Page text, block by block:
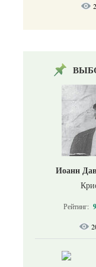
Иоанн
Рейтинг: